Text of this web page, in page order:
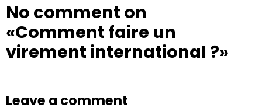
No comment on
«Comment faire un
virement international ?»
Leave a comment